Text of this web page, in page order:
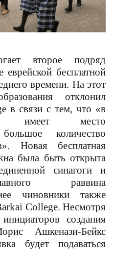
второе подряд
еврейской бесплатной
времени. На этот
отклонил
в связи с тем, что «в
имеет место
количество
Новая бесплатная
была быть открыта
синагоги и
раввина
чиновники также
College. Несмотря
создания
Ашкенази-Бейкс
будет подаваться